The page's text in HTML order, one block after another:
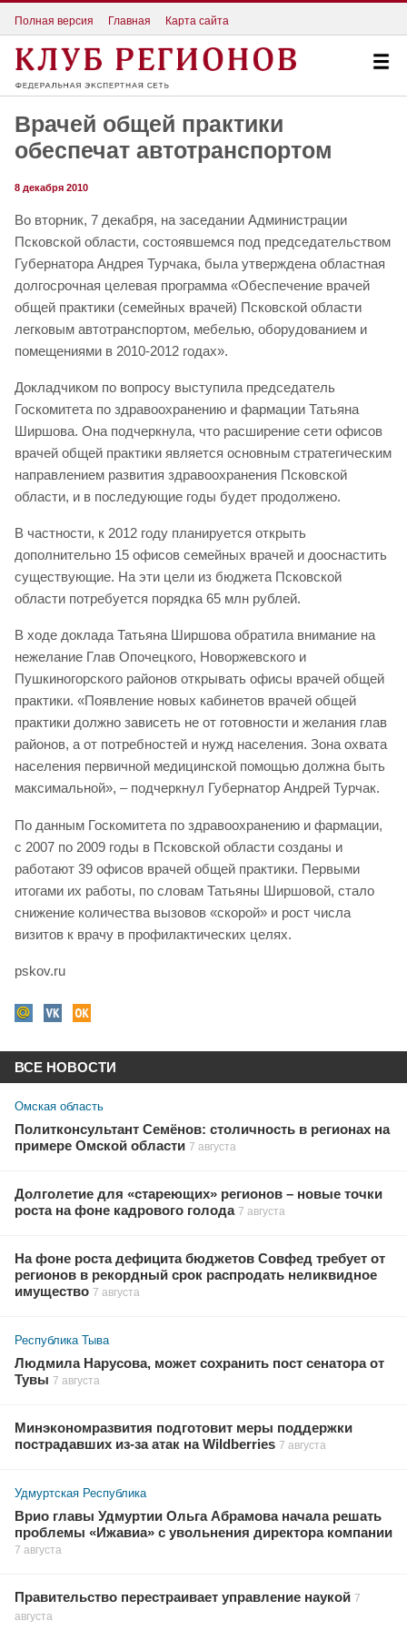
Полная версия Главная Карта сайта
Врачей общей практики
обеспечат автотранспортом
8 декабря 2010
Во вторник, 7 декабря, на заседании Администрации
Псковской области, состоявшемся под председательством
Губернатора Андрея Турчака, была утверждена областная
долгосрочная целевая программа «Обеспечение врачей
общей практики (семейных врачей) Псковской области
легковым автотранспортом, мебелью, оборудованием и
помещениями в 2010-2012 годах».
Докладчиком по вопросу выступила председатель
Госкомитета по здравоохранению и фармации Татьяна
Ширшова. Она подчеркнула, что расширение сети офисов
врачей общей практики является основным стратегическим
направлением развития здравоохранения Псковской
области, и в последующие годы будет продолжено.
В частности, к 2012 году планируется открыть
дополнительно 15 офисов семейных врачей и дооснастить
существующие. На эти цели из бюджета Псковской
области потребуется порядка 65 млн рублей.
В ходе доклада Татьяна Ширшова обратила внимание на
нежелание Глав Опочецкого, Новоржевского и
Пушкиногорского районов открывать офисы врачей общей
практики. «Появление новых кабинетов врачей общей
практики должно зависеть не от готовности и желания глав
районов, а от потребностей и нужд населения. Зона охвата
населения первичной медицинской помощью должна быть
максимальной», – подчеркнул Губернатор Андрей Турчак.
По данным Госкомитета по здравоохранению и фармации,
с 2007 по 2009 годы в Псковской области созданы и
работают 39 офисов врачей общей практики. Первыми
итогами их работы, по словам Татьяны Ширшовой, стало
снижение количества вызовов «скорой» и рост числа
визитов к врачу в профилактических целях.
pskov.ru
ВСЕ НОВОСТИ
Омская область
Политконсультант Семёнов: столичность в регионах на
примере Омской области 7 августа
Долголетие для «стареющих» регионов – новые точки
роста на фоне кадрового голода 7 августа
На фоне роста дефицита бюджетов Совфед требует от
регионов в рекордный срок распродать неликвидное
имущество 7 августа
Республика Тыва
Людмила Нарусова, может сохранить пост сенатора от
Тувы 7 августа
Минэкономразвития подготовит меры поддержки
пострадавших из-за атак на Wildberries 7 августа
Удмуртская Республика
Врио главы Удмуртии Ольга Абрамова начала решать
проблемы «Ижавиа» с увольнения директора компании
7 августа
Правительство перестраивает управление наукой 7
августа